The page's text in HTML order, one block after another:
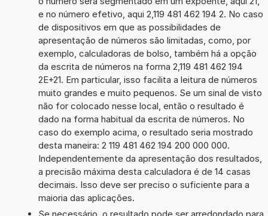
e no número efetivo, aqui 2,119 481 462 194 2. No caso
de dispositivos em que as possibilidades de
apresentação de números são limitadas, como, por
exemplo, calculadoras de bolso, também há a opção
da escrita de números na forma 2,119 481 462 194
2E+21. Em particular, isso facilita a leitura de números
muito grandes e muito pequenos. Se um sinal de visto
não for colocado nesse local, então o resultado é
dado na forma habitual da escrita de números. No
caso do exemplo acima, o resultado seria mostrado
desta maneira: 2 119 481 462 194 200 000 000.
Independentemente da apresentação dos resultados,
a precisão máxima desta calculadora é de 14 casas
decimais. Isso deve ser preciso o suficiente para a
maioria das aplicações.
Se necessário, o resultado pode ser arredondado para